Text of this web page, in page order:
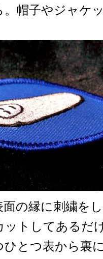
帽子やジャケ
の縁に刺繍を
ットしてあるだ
ひとつ表から裏